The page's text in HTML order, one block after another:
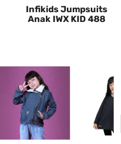
Infikids Jumpsuits
Anak IWX KID 488